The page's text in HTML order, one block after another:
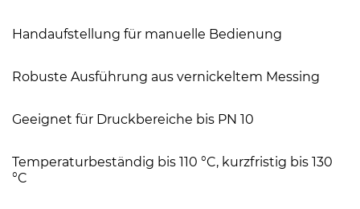
Handaufstellung für manuelle Bedienung
Robuste Ausführung aus vernickeltem Messing
Geeignet für Druckbereiche bis PN 10
Temperaturbeständig bis 110 °C, kurzfristig bis 130
°C